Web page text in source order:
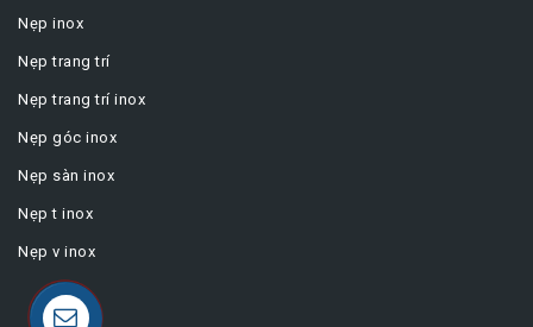
Nẹp inox
Nẹp trang trí
Nẹp trang trí inox
Nẹp góc inox
Nẹp sàn inox
Nẹp t inox
Nẹp v inox